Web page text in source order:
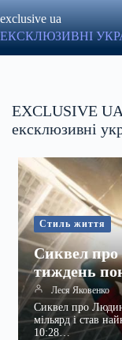
до
вмісту
exclusive ua
ЕКСКЛЮЗИВНІ
EXCLUSIVE
ексклюзивні
Стиль життя
Сиквел про
тиждень
Леся Яковенко
Сиквел про
мільярд і став
10:28…